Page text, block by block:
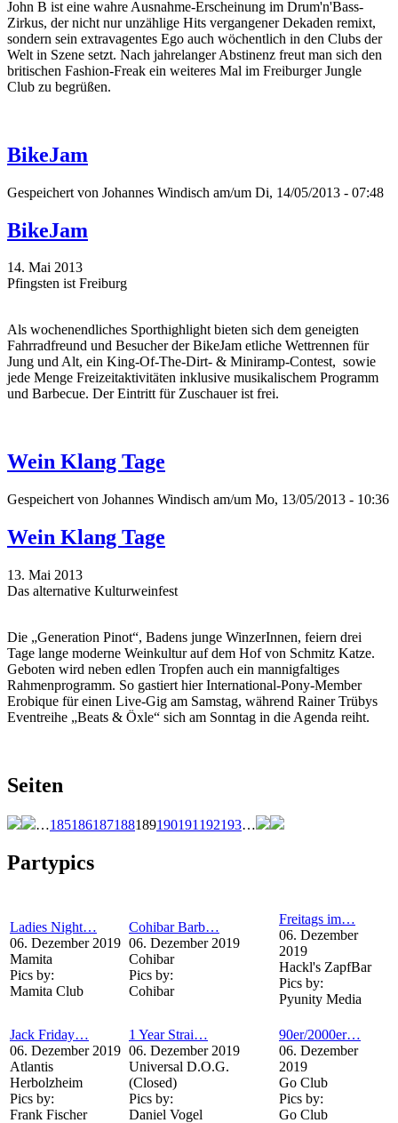
John B ist eine wahre Ausnahme-Erscheinung im Drum'n'Bass-
Zirkus, der nicht nur unzählige Hits vergangener Dekaden remixt,
sondern sein extravagentes Ego auch wöchentlich in den Clubs der
Welt in Szene setzt. Nach jahrelanger Abstinenz freut man sich den
britischen Fashion-Freak ein weiteres Mal im Freiburger Jungle
Club zu begrüßen.
BikeJam
Gespeichert von Johannes Windisch am/um Di, 14/05/2013 - 07:48
BikeJam
14. Mai 2013
Pfingsten ist Freiburg
Als wochenendliches Sporthighlight bieten sich dem geneigten
Fahrradfreund und Besucher der BikeJam etliche Wettrennen für
Jung und Alt, ein King-Of-The-Dirt- & Miniramp-Contest, sowie
jede Menge Freizeitaktivitäten inklusive musikalischem Programm
und Barbecue. Der Eintritt für Zuschauer ist frei.
Wein Klang Tage
Gespeichert von Johannes Windisch am/um Mo, 13/05/2013 - 10:36
Wein Klang Tage
13. Mai 2013
Das alternative Kulturweinfest
Die „Generation Pinot“, Badens junge WinzerInnen, feiern drei
Tage lange moderne Weinkultur auf dem Hof von Schmitz Katze.
Geboten wird neben edlen Tropfen auch ein mannigfaltiges
Rahmenprogramm. So gastiert hier International-Pony-Member
Erobique für einen Live-Gig am Samstag, während Rainer Trübys
Eventreihe „Beats & Öxle“ sich am Sonntag in die Agenda reiht.
Seiten
…185186187188189190191 192193…
Partypics
Ladies Night…
06. Dezember 2019
Mamita
Pics by:
Mamita Club
Cohibar Barb…
06. Dezember 2019
Cohibar
Pics by:
Cohibar
Freitags im…
06. Dezember
2019
Hackl's ZapfBar
Pics by:
Pyunity Media
Jack Friday…
06. Dezember 2019
Atlantis
Herbolzheim
Pics by:
Frank Fischer
1 Year Strai…
06. Dezember 2019
Universal D.O.G.
(Closed)
Pics by:
Daniel Vogel
90er/2000er…
06. Dezember
2019
Go Club
Pics by:
Go Club